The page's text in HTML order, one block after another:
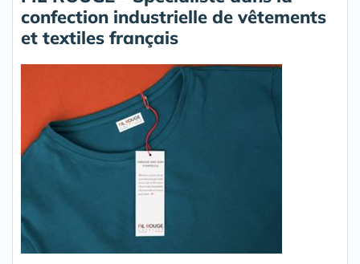
confection industrielle de vêtements
et textiles français